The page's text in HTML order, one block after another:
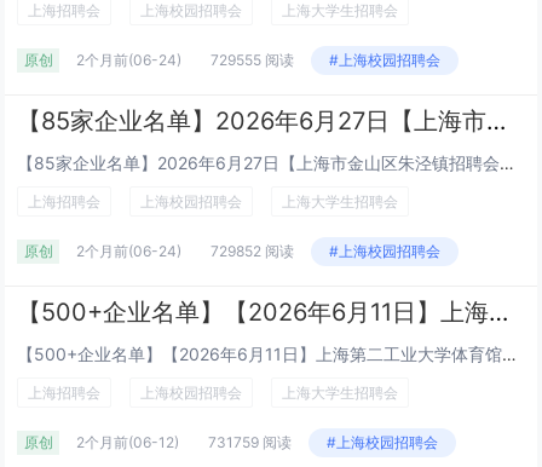
上海招聘会 上海校园招聘会 上海大学生招聘会
原创 2个月前(06-24) 729555 阅读 #上海校园招聘会
【85家企业名单】2026年6月27日【上海市金山区朱泾镇招聘会】【免费公益招聘会】
【85家企业名单】2026年6月27日【上海市金山区朱泾镇招聘会】【免费公益招聘会】日期：2026年6月27日（星期六）地点：上海市食品科技学校食堂1楼（上海市金山区朱泾镇万安街395号）上海朱泾站时间：8:30-11: 00乘坐地铁 1...
上海招聘会 上海校园招聘会 上海大学生招聘会
原创 2个月前(06-24) 729852 阅读 #上海校园招聘会
【500+企业名单】【2026年6月11日】上海第二工业大学体育馆、网球场
【500+企业名单】【2026年6月11日】上海第二工业大学体育馆、网球场时间：2026年6月11日（周四) 13:30-16:00地点：上海第二工业大学体育馆、网球场地点：上海浦东新区金海路2360号 上海第二工业大学地铁：地铁9号线顾唐...
上海招聘会 上海校园招聘会 上海大学生招聘会
原创 2个月前(06-12) 731759 阅读 #上海校园招聘会